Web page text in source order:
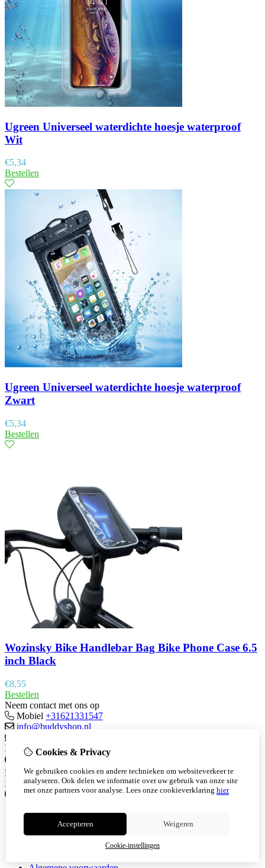
Ugreen Universeel waterdichte hoesje waterproof
Wit
€5,34
Bestellen
Ugreen Universeel waterdichte hoesje waterproof
Zwart
€5,34
Bestellen
Wozinsky Bike Handlebar Bag Bike Phone Case 6.5
inch Black
€8,55
Bestellen
Neem contact met ons op
Mobiel +31621331547
info@buddyshop.nl
X
Facebook
Instagram
Informatie
Bedrijfsgegevens
Cookieverklaring
Retourvoorwaarden
Levertijd en Verzending
Cookies & Privacy
We gebruiken cookies en andere technieken om websiteverkeer te
analyseren. Ook delen we informatie over uw gebruik van onze site
met onze partners voor analyse. Lees onze cookieverklaring hier
Accepteren Weigeren
Cookie-instellingen